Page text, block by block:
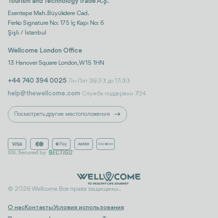
Esentepe Mah. Büyükdere Cad.
Ferko Signature No: 175 İç Kapı No: 6
Şişli / İstanbul
Wellcome London Office
13 Hanover Square London, W1S 1HN
+44 740 394 0025 Пн-Пят 08:30 до 17:00
help@thewellcome.com Служба поддержки 7/24
Посмотреть другие местоположения
© 2026 Wellcome Все права защищены..
О насКонтактыУсловия использования